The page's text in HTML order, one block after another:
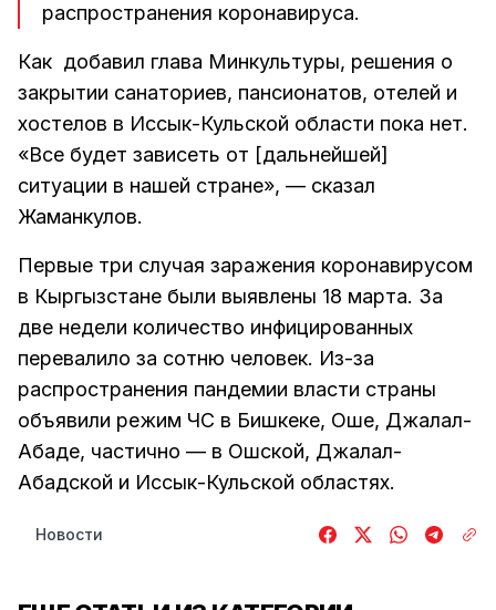
распространения коронавируса.
Как добавил глава Минкультуры, решения о
закрытии санаториев, пансионатов, отелей и
хостелов в Иссык-Кульской области пока нет.
«Все будет зависеть от [дальнейшей]
ситуации в нашей стране», — сказал
Жаманкулов.
Первые три случая заражения коронавирусом
в Кыргызстане были выявлены 18 марта. За
две недели количество инфицированных
перевалило за сотню человек. Из-за
распространения пандемии власти страны
объявили режим ЧС в Бишкеке, Оше, Джалал-
Абаде, частично — в Ошской, Джалал-
Абадской и Иссык-Кульской областях.
Новости